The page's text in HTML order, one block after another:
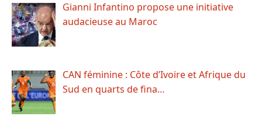
Gianni Infantino propose une initiative
audacieuse au Maroc
CAN féminine : Côte d’Ivoire et Afrique du
Sud en quarts de fina…